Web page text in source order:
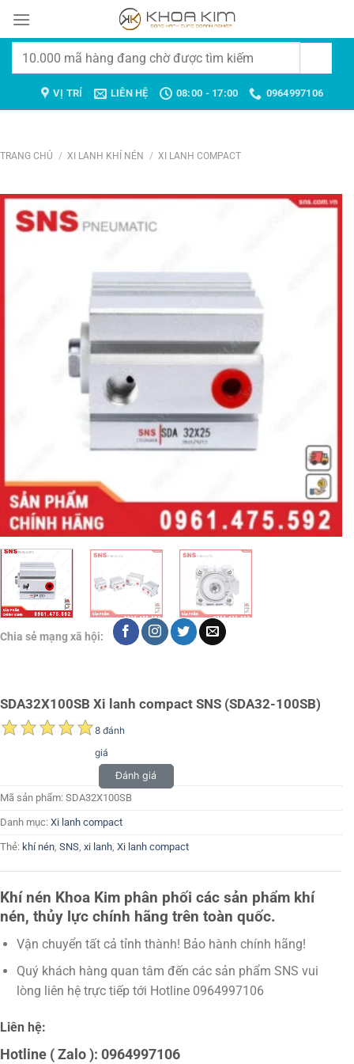
đến
Tìm
VỊ TRÍ LIÊN HỆ 08:00 - 17:00 0964997106
TRANG CHỦ / XI LANH KHÍ NÉN / XI LANH COMPACT
Chia sẻ mạng xã hội:
SDA32X100SB Xi lanh compact SNS (SDA32-100SB)
8 đánh
giá
Đánh giá
Mã sản phẩm: SDA32X100SB
Danh mục: Xi lanh compact
Thẻ: khí nén, SNS, xi lanh, Xi lanh compact
Khí nén Khoa Kim phân phối các sản phẩm khí
nén, thủy lực chính hãng trên toàn quốc.
Vận chuyển tất cả tỉnh thành! Bảo hành chính hãng!
Quý khách hàng quan tâm đến các sản phẩm SNS vui
lòng liên hệ trực tiếp tới Hotline 0964997106
Liên hệ:
Hotline ( Zalo ): 0964997106